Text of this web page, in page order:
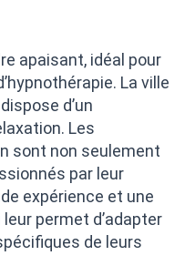
apaisant, idéal pour
La ville
d’un
Les
sont non seulement
par leur
expérience et une
permet d’adapter
de leurs